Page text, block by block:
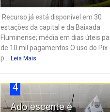
Recurso já está disponível em 30
estações da capital e da Baixada
Fluminense; média em dias úteis
de 10 mil pagamentos O uso do Pix
p...
Leia Mais
4
Adolescente é